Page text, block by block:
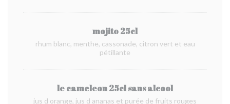
mojito 25cl
rhum blanc, menthe, cassonade, citron vert et eau
pétillante
le cameleon 25cl sans alcool
jus d orange, jus d ananas et purée de fruits rouges